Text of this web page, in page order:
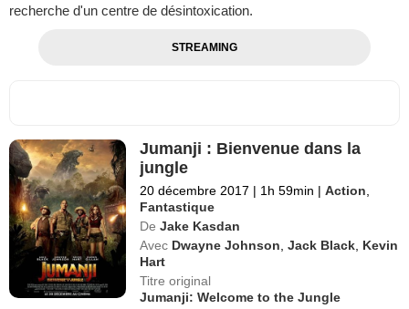
recherche d'un centre de désintoxication.
STREAMING
Jumanji : Bienvenue dans la
jungle
20 décembre 2017 | 1h 59min | Action
Fantastique
De Jake Kasdan
Avec Dwayne Johnson ,Jack Black Kevin
Hart
Titre original
Jumanji: Welcome to the Jungle